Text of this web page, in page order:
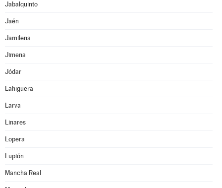
Jabalquinto
Jaén
Jamilena
Jimena
Jódar
Lahiguera
Larva
Linares
Lopera
Lupión
Mancha Real